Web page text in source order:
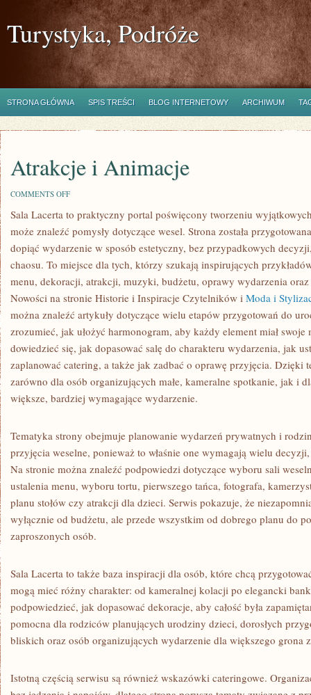
Turystyka, Podróże
STRONA GŁÓWNA SPIS TREŚCI BLOG INTERNETOWY ARCHIWUM
Atrakcje i Animacje
COMMENTS OFFON
I
ANIMACJE
Sala Lacerta to praktyczny portal poświęcony tworzeniu
może znaleźć pomysły dotyczące wesel. Strona została
dopiąć wydarzenie w sposób estetyczny, bez przypadkowych
chaosu. To miejsce dla tych, którzy szukają inspirujących
menu, dekoracji, atrakcji, muzyki, budżetu, oprawy wydarzenia oraz
Nowości na stronie Historie i Inspiracje Czytelników i Moda i
można znaleźć artykuły dotyczące wielu etapów przygotowań do
zrozumieć, jak ułożyć harmonogram, aby każdy element miał
dowiedzieć się, jak dopasować salę do charakteru wydarzenia, jak
zaplanować catering, a także jak zadbać o oprawę przyjęcia. Dzięki
zarówno dla osób organizujących małe, kameralne spotkanie, jak i
większe, bardziej wymagające wydarzenie.
Tematyka strony obejmuje planowanie wydarzeń prywatnych i
przyjęcia weselne, ponieważ to właśnie one wymagają wielu
Na stronie można znaleźć podpowiedzi dotyczące wyboru sali
ustalenia menu, wyboru tortu, pierwszego tańca, fotografa,
planu stołów czy atrakcji dla dzieci. Serwis pokazuje, że
wyłącznie od budżetu, ale przede wszystkim od dobrego planu do
zaproszonych osób.
Sala Lacerta to także baza inspiracji dla osób, które chcą
mogą mieć różny charakter: od kameralnej kolacji po elegancki
podpowiedzieć, jak dopasować dekoracje, aby całość była
pomocna dla rodziców planujących urodziny dzieci, dorosłych
bliskich oraz osób organizujących wydarzenie dla większego grona
Istotną częścią serwisu są również wskazówki cateringowe.